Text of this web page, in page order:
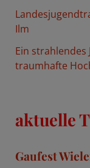
Ilm
Ein strahlendes
traumhafte
aktuelle
Gaufest